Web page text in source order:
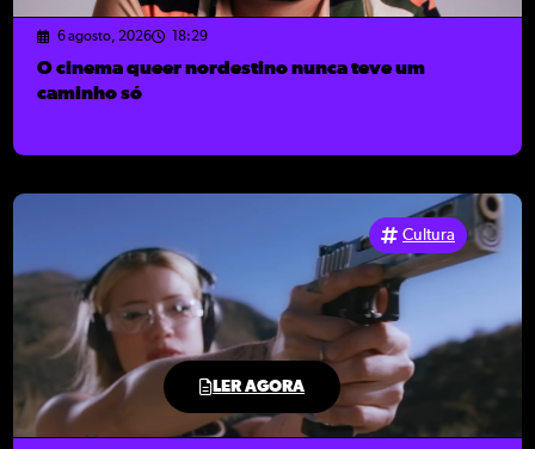
6 agosto, 2026 18:29
O cinema queer nordestino nunca teve um
caminho só
LER AGORA
Cultura